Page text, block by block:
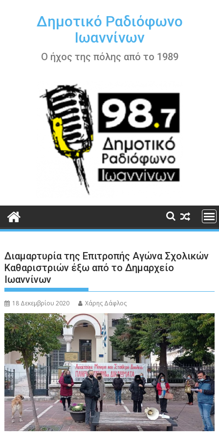
περιεχόμενοΔημοτικό Ραδιόφωνο
Ιωαννίνων
Ο ήχος της πόλης από το 1989
Διαμαρτυρία της Επιτροπής Αγώνα Σχολικών
Καθαριστριών έξω από το Δημαρχείο
Ιωαννίνων
18 Δεκεμβρίου 2020 Χάρης Δάφλος